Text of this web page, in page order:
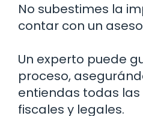
No subestimes la
contar con un
Un experto puede
proceso,
entiendas todas
fiscales y legales.